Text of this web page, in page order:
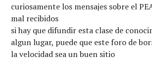
curiosamente los mensajes sobre el
mal recibidos
si hay que difundir esta clase de
algun lugar, puede que este foro de
la velocidad sea un buen sitio